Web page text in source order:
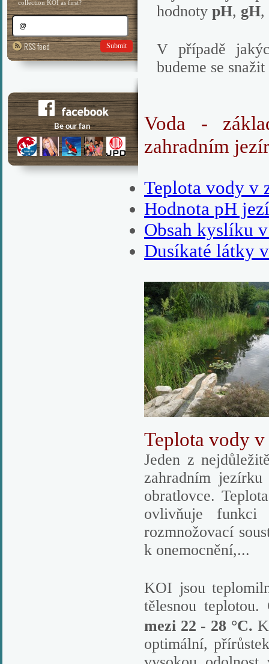
collection KOI as first?
RSS feed Submit
hodnoty pH, gH,
V případě
budeme se
Voda -
zahradním
Teplota vody v
Hodnota pH
Obsah kyslíku
Dusíkaté látky
Teplota vody
Jeden z
zahradním
obratlovce.
ovlivňuje funkci
rozmnožovací
k onemocnění,...
KOI jsou
tělesnou teplotou.
mezi 22 - 28 °C.
optimální,